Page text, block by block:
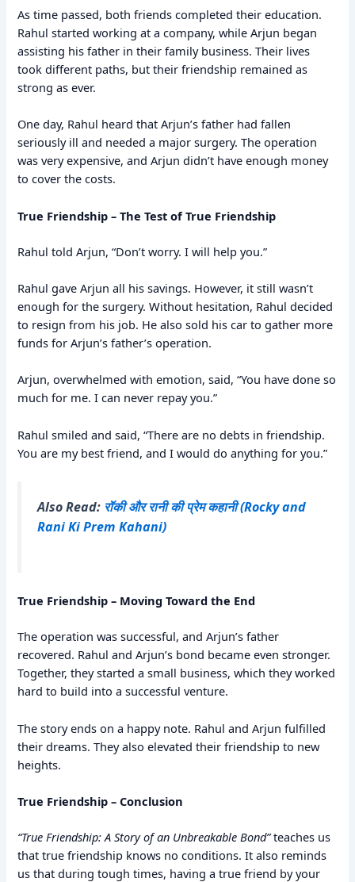
As time passed, both friends completed their education.
Rahul started working at a company, while Arjun began
assisting his father in their family business. Their lives
took different paths, but their friendship remained as
strong as ever.
One day, Rahul heard that Arjun’s father had fallen
seriously ill and needed a major surgery. The operation
was very expensive, and Arjun didn’t have enough money
to cover the costs.
True Friendship – The Test of True Friendship
Rahul told Arjun, “Don’t worry. I will help you.”
Rahul gave Arjun all his savings. However, it still wasn’t
enough for the surgery. Without hesitation, Rahul decided
to resign from his job. He also sold his car to gather more
funds for Arjun’s father’s operation.
Arjun, overwhelmed with emotion, said, “You have done so
much for me. I can never repay you.”
Rahul smiled and said, “There are no debts in friendship.
You are my best friend, and I would do anything for you.”
Also Read: रॉकी और रानी की प्रेम कहानी (Rocky and
Rani Ki Prem Kahani)
True Friendship – Moving Toward the End
The operation was successful, and Arjun’s father
recovered. Rahul and Arjun’s bond became even stronger.
Together, they started a small business, which they worked
hard to build into a successful venture.
The story ends on a happy note. Rahul and Arjun fulfilled
their dreams. They also elevated their friendship to new
heights.
True Friendship – Conclusion
“True Friendship: A Story of an Unbreakable Bond”teaches us
that true friendship knows no conditions. It also reminds
us that during tough times, having a true friend by your